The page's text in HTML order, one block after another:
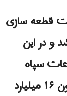
قطعه سازی
و در این
سپاه
اعلام شد که در سال ۹۴ حسین فریدون ۱۶ میلیارد